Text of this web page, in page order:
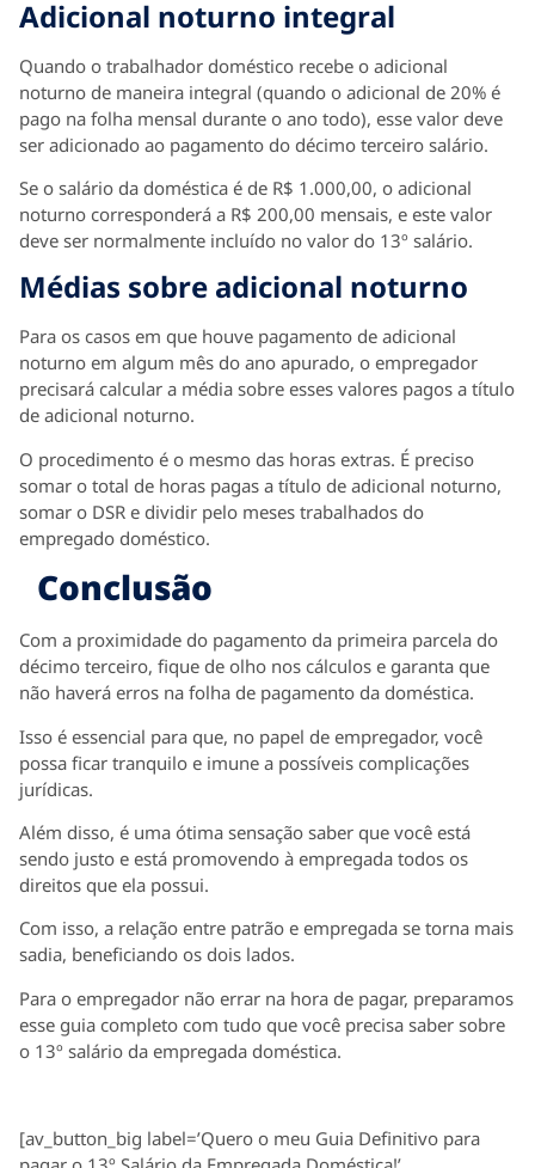
Adicional noturno integral
Quando o trabalhador doméstico recebe o adicional
noturno de maneira integral (quando o adicional de 20% é
pago na folha mensal durante o ano todo), esse valor deve
ser adicionado ao pagamento do décimo terceiro salário.
Se o salário da doméstica é de R$ 1.000,00, o adicional
noturno corresponderá a R$ 200,00 mensais, e este valor
deve ser normalmente incluído no valor do 13º salário.
Médias sobre adicional noturno
Para os casos em que houve pagamento de adicional
noturno em algum mês do ano apurado, o empregador
precisará calcular a média sobre esses valores pagos a título
de adicional noturno.
O procedimento é o mesmo das horas extras. É preciso
somar o total de horas pagas a título de adicional noturno,
somar o DSR e dividir pelo meses trabalhados do
empregado doméstico.
Conclusão
Com a proximidade do pagamento da primeira parcela do
décimo terceiro, fique de olho nos cálculos e garanta que
não haverá erros na folha de pagamento da doméstica.
Isso é essencial para que, no papel de empregador, você
possa ficar tranquilo e imune a possíveis complicações
jurídicas.
Além disso, é uma ótima sensação saber que você está
sendo justo e está promovendo à empregada todos os
direitos que ela possui.
Com isso, a relação entre patrão e empregada se torna mais
sadia, beneficiando os dois lados.
Para o empregador não errar na hora de pagar, preparamos
esse guia completo com tudo que você precisa saber sobre
o 13º salário da empregada doméstica.
[av_button_big label=’Quero o meu Guia Definitivo para